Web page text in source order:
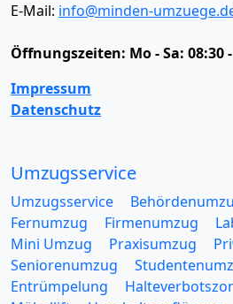
E-Mail: info@minden-
Öffnungszeiten: Mo - Sa: 08:30
Impressum
Datenschutz
Umzugsservice
Umzugsservice
Fernumzug
Firmenumzug
Mini Umzug
Praxisumzug
Seniorenumzug
Entrümpelung